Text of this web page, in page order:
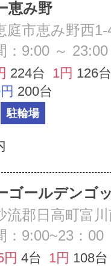
恵み野
庭市恵み野西1-
：9:00 ～ 23:00
224台 1円 126台
200台
駐輪場
ゴールデンゴ
流郡日高町富
：9:00~23：00
円 4台 1円 108台